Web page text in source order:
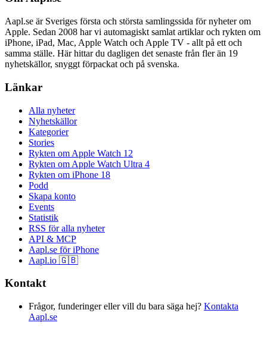
Aapl.se är Sveriges första och största samlingssida för nyheter om
Apple. Sedan 2008 har vi automagiskt samlat artiklar och rykten om
iPhone, iPad, Mac, Apple Watch och Apple TV - allt på ett och
samma ställe. Här hittar du dagligen det senaste från fler än 19
nyhetskällor, snyggt förpackat och på svenska.
Länkar
Alla nyheter
Nyhetskällor
Kategorier
Stories
Rykten om Apple Watch 12
Rykten om Apple Watch Ultra 4
Rykten om iPhone 18
Podd
Skapa konto
Events
Statistik
RSS för alla nyheter
API & MCP
Aapl.se för iPhone
Aapl.io 🇬🇧
Kontakt
Frågor, funderinger eller vill du bara säga hej? Kontakta
Aapl.se